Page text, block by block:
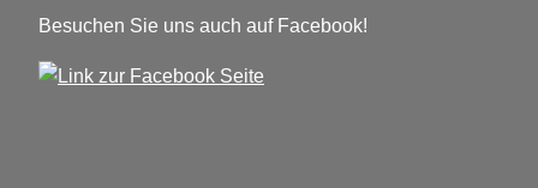
Besuchen Sie uns auch auf Facebook!